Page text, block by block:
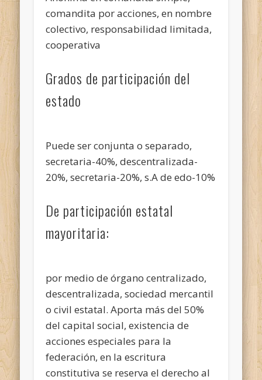
comandita por acciones, en nombre
colectivo, responsabilidad limitada,
cooperativa
Grados de participación del
estado
Puede ser conjunta o separado,
secretaria-40%, descentralizada-
20%, secretaria-20%, s.A de edo-10%
De participación estatal
mayoritaria:
por medio de órgano centralizado,
descentralizada, sociedad mercantil
o civil estatal. Aporta más del 50%
del capital social, existencia de
acciones especiales para la
federación, en la escritura
constitutiva se reserva el derecho al